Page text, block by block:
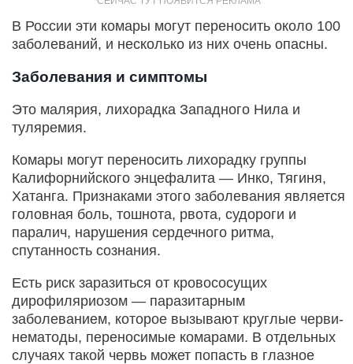
В России эти комары могут переносить около 100
заболеваний, и несколько из них очень опасны.
Заболевания и симптомы
Это малярия, лихорадка Западного Нила и
туляремия.
Комары могут переносить лихорадку группы
Калифорнийского энцефалита — Инко, Тягиня,
Хатанга. Признаками этого заболевания является
головная боль, тошнота, рвота, судороги и
паралич, нарушения сердечного ритма,
спутанность сознания.
Есть риск заразиться от кровососущих
дирофиляриозом — паразитарным
заболеванием, которое вызывают круглые черви-
нематоды, переносимые комарами. В отдельных
случаях такой червь может попасть в глазное